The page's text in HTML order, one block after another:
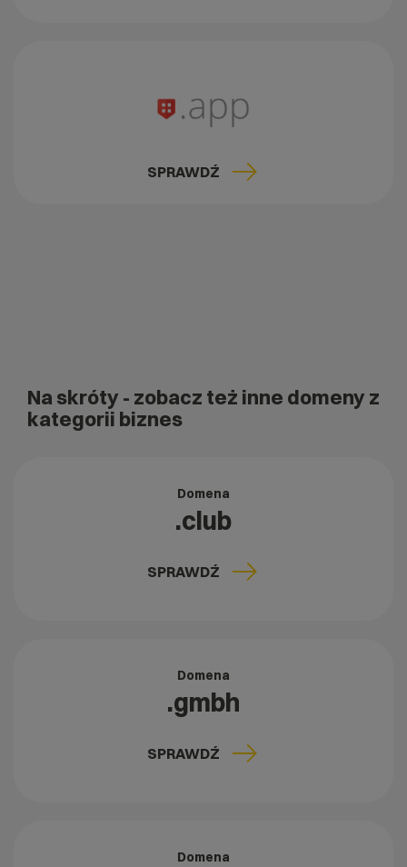
SPRAWDŹ
Na skróty - zobacz też inne domeny z
kategorii biznes
Domena
.club
SPRAWDŹ
Domena
.gmbh
SPRAWDŹ
Domena